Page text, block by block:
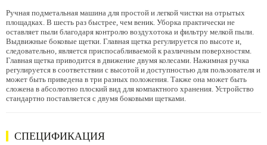
Ручная подметальная машина для простой и легкой чистки на отрытых
площадках. В шесть раз быстрее, чем веник. Уборка практически не
оставляет пыли благодаря контролю воздухотока и фильтру мелкой пыли.
Выдвижные боковые щетки. Главная щетка регулируется по высоте и,
следовательно, является приспосабливаемой к различным поверхностям.
Главная щетка приводится в движение двумя колесами. Нажимная ручка
регулируется в соответствии с высотой и доступностью для пользователя и
может быть приведена в три разных положения. Также она может быть
сложена в абсолютно плоский вид для компактного хранения. Устройство
стандартно поставляется с двумя боковыми щетками.
СПЕЦИФИКАЦИЯ